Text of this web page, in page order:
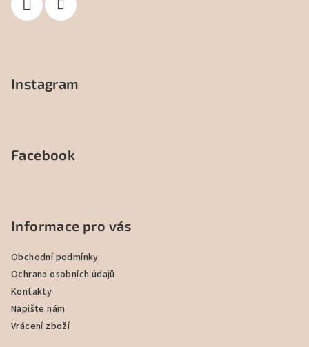
Instagram
Facebook
Informace pro vás
Obchodní podmínky
Ochrana osobních údajů
Kontakty
Napište nám
Vrácení zboží